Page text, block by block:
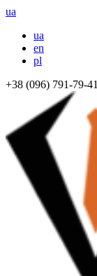
ua
ua
en
pl
+38 (096) 791-79-41